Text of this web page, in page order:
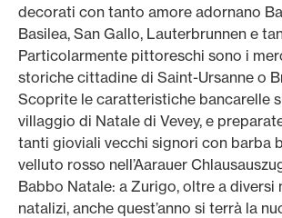
decorati con tanto amore adornano
Basilea, San Gallo, Lauterbrunnen e
Particolarmente pittoreschi sono i
storiche cittadine di Saint-Ursanne o
Scoprite le caratteristiche bancarelle
villaggio di Natale di Vevey, e
tanti gioviali vecchi signori con barba
velluto rosso nell’Aarauer
Babbo Natale: a Zurigo, oltre a diversi
natalizi, anche quest’anno si terrà la